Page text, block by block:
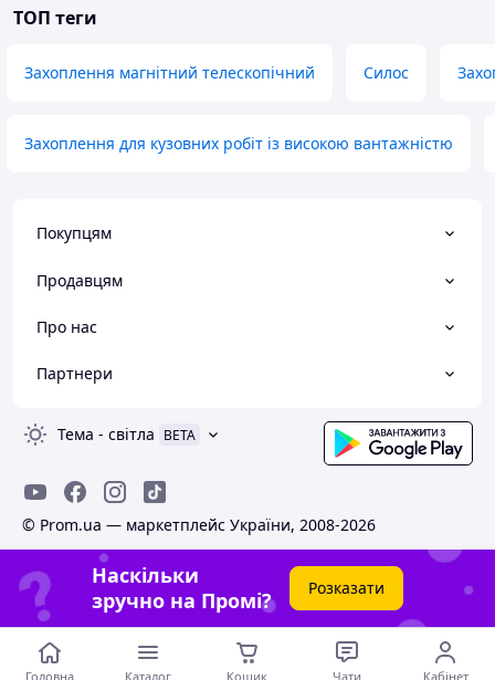
ТОП теги
Захоплення магнітний телескопічний Силос
Захоплення для кузовних робіт із високою вантажністю
Покупцям
Продавцям
Про нас
Партнери
Тема - світла BETA
© Prom.ua — маркетплейс України, 2008-2026
Наскільки
зручно на Промі?
Розказати
Головна Каталог Кошик Чати Кабінет